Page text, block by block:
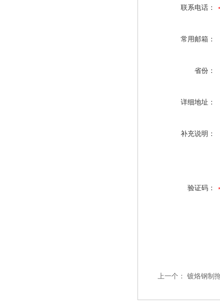
联系电话：
常用邮箱：
省份：
详细地址：
补充说明：
验证码：
上一个： 镀烙钢制